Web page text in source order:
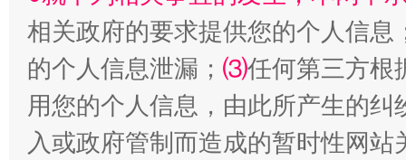
受贿1.44亿！段成刚被判无期 从幼
相关政府的要求提供您的个人信息
的个人信息泄漏； ⑶任何第三方根
用您的个人信息，由此所产生的纠
入或政府管制而造成的暂时性网